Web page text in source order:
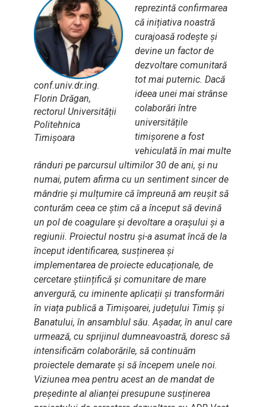
conf.univ.dr.ing.
Florin Drăgan,
rectorul Universității
Politehnica
Timișoara
reprezintă confirmarea
că inițiativa noastră
curajoasă rodește și
devine un factor de
dezvoltare comunitară
tot mai puternic. Dacă
ideea unei mai strânse
colaborări între
universitățile
timișorene a fost
vehiculată în mai multe
rânduri pe parcursul ultimilor 30 de ani, și nu
numai, putem afirma cu un sentiment sincer de
mândrie și mulțumire că împreună am reușit să
conturăm ceea ce știm că a început să devină
un pol de coagulare și devoltare a orașului și a
regiunii. Proiectul nostru și-a asumat încă de la
început identificarea, susținerea și
implementarea de proiecte educaționale, de
cercetare științifică și comunitare de mare
anvergură, cu iminente aplicații și transformări
în viața publică a Timișoarei, județului Timiș și
Banatului, în ansamblul său. Așadar, în anul care
urmează, cu sprijinul dumneavoastră, doresc să
intensificăm colaborările, să continuăm
proiectele demarate și să începem unele noi.
Viziunea mea pentru acest an de mandat de
președinte al alianței presupune susținerea